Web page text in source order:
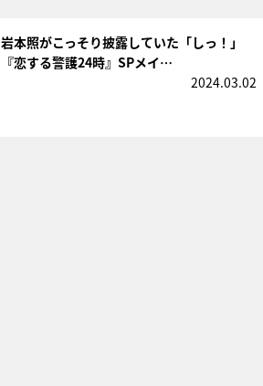
岩本照がこっそり披露していた「しっ！」
『恋する警護24時』SPメイ…
2024.03.02